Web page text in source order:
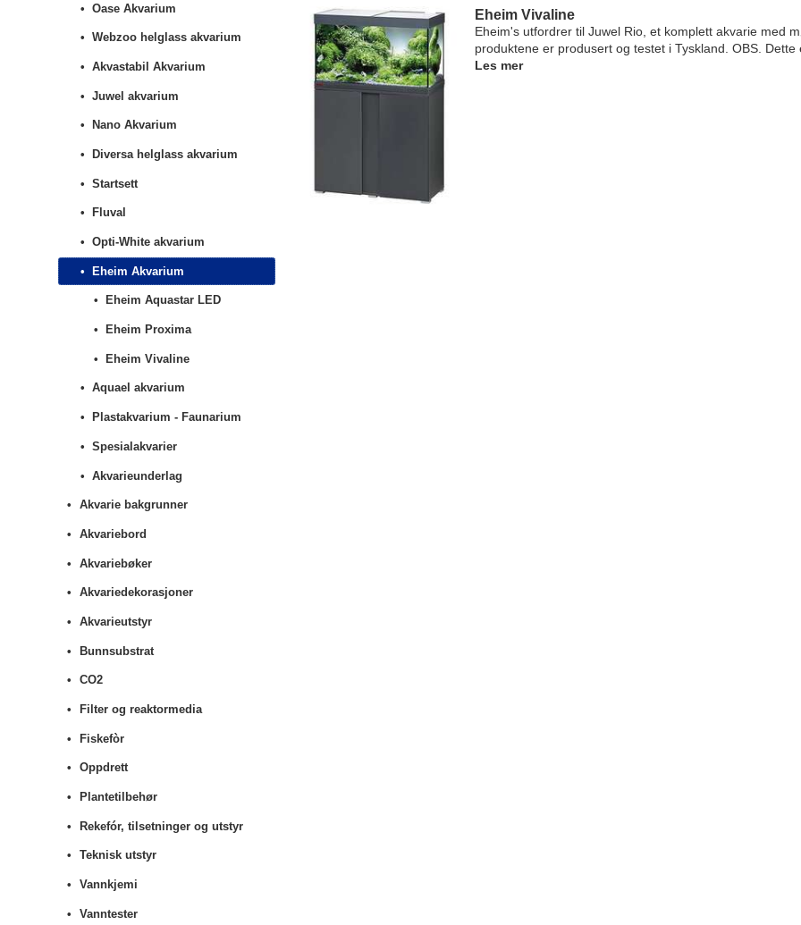
Eheim Vivaline
Eheim's utfordrer til Juwel Rio, et komplett akvarie med
produktene er produsert og testet i Tyskland. OBS. Dette
Les mer
Oase Akvarium
Webzoo helglass akvarium
Akvastabil Akvarium
Juwel akvarium
Nano Akvarium
Diversa helglass akvarium
Startsett
Fluval
Opti-White akvarium
Eheim Akvarium
Eheim Aquastar LED
Eheim Proxima
Eheim Vivaline
Aquael akvarium
Plastakvarium - Faunarium
Spesialakvarier
Akvarieunderlag
Akvarie bakgrunner
Akvariebord
Akvariebøker
Akvariedekorasjoner
Akvarieutstyr
Bunnsubstrat
CO2
Filter og reaktormedia
Fiskefòr
Oppdrett
Plantetilbehør
Rekefór, tilsetninger og utstyr
Teknisk utstyr
Vannkjemi
Vanntester